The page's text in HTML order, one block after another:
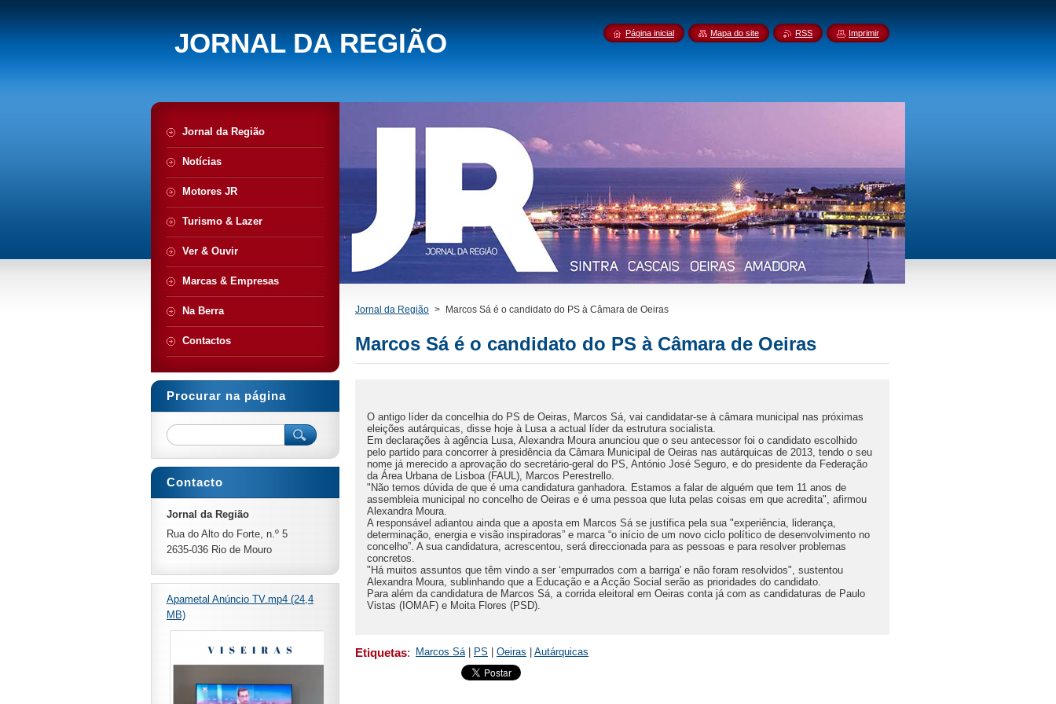
JORNAL DA REGIÃO
Jornal da Região > Marcos Sá é o candidato do PS à Câmara de Oeiras
Marcos Sá é o candidato do PS à Câmara de Oeiras
O antigo líder da concelhia do PS de Oeiras, Marcos Sá, vai candidatar-se à câmara municipal nas próximas
eleições autárquicas, disse hoje à Lusa a actual líder da estrutura socialista.
Em declarações à agência Lusa, Alexandra Moura anunciou que o seu antecessor foi o candidato escolhido
pelo partido para concorrer à presidência da Câmara Municipal de Oeiras nas autárquicas de 2013, tendo o seu
nome já merecido a aprovação do secretário-geral do PS, António José Seguro, e do presidente da Federação
da Área Urbana de Lisboa (FAUL), Marcos Perestrello.
"Não temos dúvida de que é uma candidatura ganhadora. Estamos a falar de alguém que tem 11 anos de
assembleia municipal no concelho de Oeiras e é uma pessoa que luta pelas coisas em que acredita", afirmou
Alexandra Moura.
A responsável adiantou ainda que a aposta em Marcos Sá se justifica pela sua "experiência, liderança,
determinação, energia e visão inspiradoras” e marca “o início de um novo ciclo político de desenvolvimento no
concelho”. A sua candidatura, acrescentou, será direccionada para as pessoas e para resolver problemas
concretos.
"Há muitos assuntos que têm vindo a ser ‘empurrados com a barriga' e não foram resolvidos", sustentou
Alexandra Moura, sublinhando que a Educação e a Acção Social serão as prioridades do candidato.
Para além da candidatura de Marcos Sá, a corrida eleitoral em Oeiras conta já com as candidaturas de Paulo
Vistas (IOMAF) e Moita Flores (PSD).
Etiquetas: Marcos Sá PS Oeiras Autárquicas
Jornal da Região
Notícias
Motores JR
Turismo & Lazer
Ver & Ouvir
Marcas & Empresas
Na Berra
Contactos
Procurar na página
Contacto
Jornal da Região
Rua do Alto do Forte, n.º 5
2635-036 Rio de Mouro
Apametal Anúncio TV.mp4 (24,4
MB)
Página inicial Mapa do site RSS Imprimir